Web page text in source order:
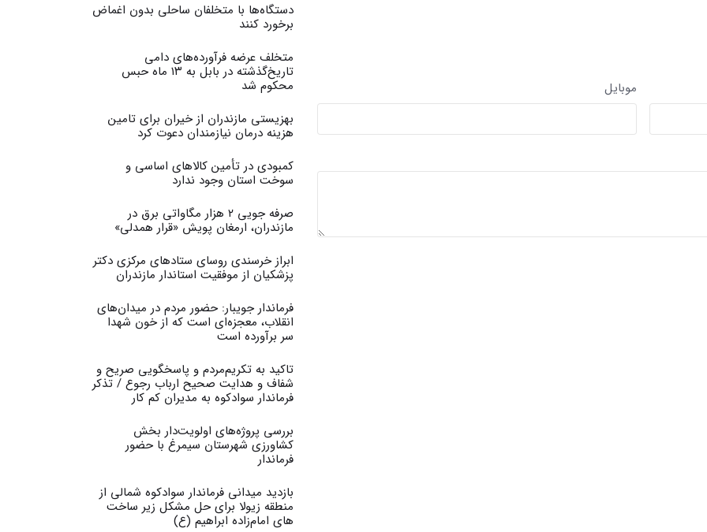
موبایل
دستگاه‌ها با متخلفان ساحلی بدون اغماض
برخورد کنند
متخلف عرضه فرآورده‌های دامی
تاریخ‌گذشته در بابل به ۱۳ ماه حبس
محکوم شد
بهزیستی مازندران از خیران برای تامین
هزینه درمان نیازمندان دعوت کرد
کمبودی در تأمین کالاهای اساسی و
سوخت استان وجود ندارد
صرفه جویی ۲ هزار مگاواتی برق در
مازندران، ارمغان پویش «قرار همدلی»
ابراز خرسندی روسای ستادهای مرکزی دکتر
پزشکیان از موفقیت استاندار مازندران
فرماندار جویبار: حضور مردم در میدان‌های
انقلاب، معجزه‌ای است که از خون شهدا
سر برآورده است
تاکید به تکریم‌مردم و پاسخگویی صریح و
شفاف و هدایت صحیح ارباب رجوع / تذکر
فرماندار سوادکوه به مدیران کم کار ‎
بررسی پروژه‌های اولویت‌دار بخش
کشاورزی شهرستان سیمرغ با حضور
فرماندار
بازدید میدانی فرماندار سوادکوه شمالی از
منطقه زیولا برای حل مشکل زیر ساخت
های امام‌زاده ابراهیم (ع)